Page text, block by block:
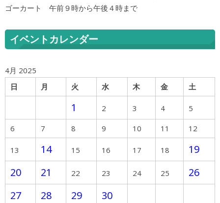
ゴーカート 午前９時から午後４時まで
イベントカレンダー
4月 2025
日
月 火 水 木 金 土
1 2 3 4 5
6 7 8 9 10 11 12
13 14 15 16 17 18
19
20
21 22 23 24 25
26
27
28 29 30